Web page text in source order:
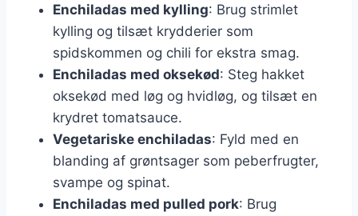
Enchiladas med kylling: Brug strimlet
kylling og tilsæt krydderier som
spidskommen og chili for ekstra smag.
Enchiladas med oksekød: Steg hakket
oksekød med løg og hvidløg, og tilsæt en
krydret tomatsauce.
Vegetariske enchiladas: Fyld med en
blanding af grøntsager som peberfrugter,
svampe og spinat.
Enchiladas med pulled pork: Brug